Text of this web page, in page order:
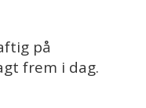
på
frem i dag.